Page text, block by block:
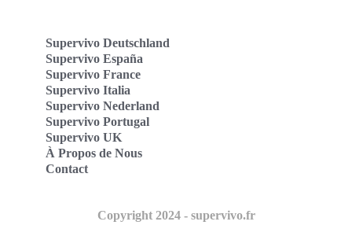
Supervivo Deutschland
Supervivo España
Supervivo France
Supervivo Italia
Supervivo Nederland
Supervivo Portugal
Supervivo UK
À Propos de Nous
Contact
Copyright 2024 - supervivo.fr